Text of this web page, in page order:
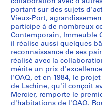
AP066.S2.D4
AP066.S2.D6
-
P
o
r
t
d
e
M
o
1
9
8
5
AP066.S2.D13
,
1
9
8
6
AP066.S2.D18
AP066.S2.D29
l
e
s
d
u
C
a
n
a
e
d
e
m
é
t
r
o
,
e
c
,
1
9
9
4
-
1
l
,
1
9
7
6
AP066.S2.D48
3
AP066.S2.D67
AP066.S2.D73
AP066.S2.D78
u
r
s
n
a
t
i
o
n
u
r
s
"
A
r
c
h
i
u
r
s
d
u
M
u
s
é
u
r
s
m
u
n
i
c
i
u
r
s
m
u
n
i
c
i
n
a
l
C
o
m
p
e
t
u
r
s
i
n
t
e
r
n
u
r
s
i
n
t
e
r
n
u
r
s
n
a
t
i
o
n
u
r
s
d
u
M
u
s
é
e
n
t
p
o
u
r
l
e
u
r
s
d
e
l
a
F
a
u
r
s
N
o
u
v
e
a
u
r
s
O
A
Q
-
P
o
d
u
p
r
i
x
d
e
R
collaboration avec
portant sur des sujets
Vieux-Port,
participe à de nombreux
Contemporain, Immeuble
il réalise aussi quelques
reconnaissance de ses
réalisé avec la
mérite un prix
l'OAQ, et en 1984, le
de Lachine, qu'il conçoit
Mercier, remporte le
d'habitations de l'OAQ.